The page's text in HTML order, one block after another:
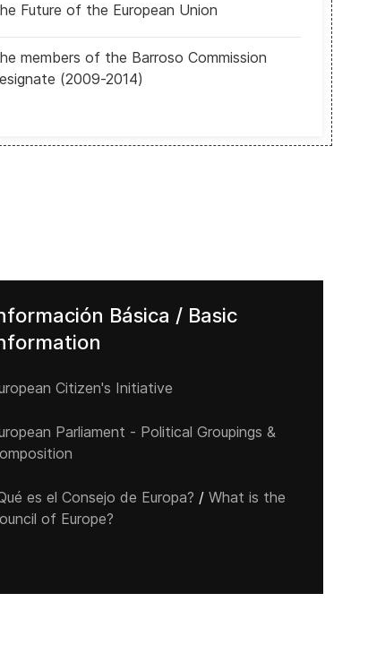
Partido proeuropeo PAS encabeza elecciones legislativas
Future of the European Union
members of the Barroso Commission
(2009-2014)
Básica / Basic
Citizen's Initiative
Parliament - Political Groupings &
es el Consejo de Europa? / What is the
of Europe?